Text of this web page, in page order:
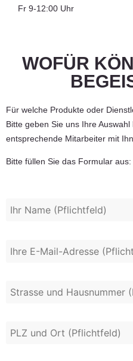
Fr 9-12:00 Uhr
WOFÜR
Für welche Produkte oder
Bitte geben Sie uns Ihre
entsprechende Mitarbeiter mit
Bitte füllen Sie das Formular aus: